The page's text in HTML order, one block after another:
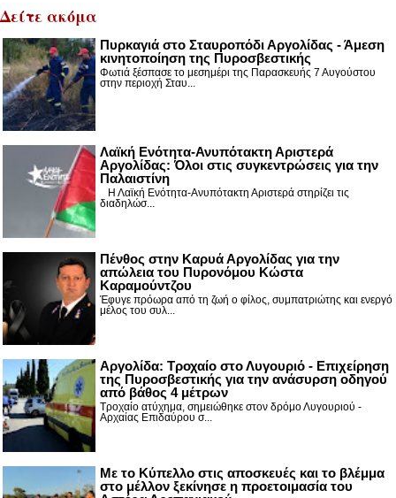
Δείτε ακόμα
Πυρκαγιά στο Σταυροπόδι Αργολίδας - Άμεση
κινητοποίηση της Πυροσβεστικής
Φωτιά ξέσπασε το μεσημέρι της Παρασκευής 7 Αυγούστου
στην περιοχή Σταυ...
Λαϊκή Ενότητα-Ανυπότακτη Αριστερά
Αργολίδας: Όλοι στις συγκεντρώσεις για την
Παλαιστίνη
Η Λαϊκή Ενότητα-Ανυπότακτη Αριστερά στηρίζει τις
διαδηλώσ...
Πένθος στην Καρυά Αργολίδας για την
απώλεια του Πυρονόμου Κώστα
Καραμούντζου
Έφυγε πρόωρα από τη ζωή ο φίλος, συμπατριώτης και ενεργό
μέλος του συλ...
Αργολίδα: Τροχαίο στο Λυγουριό - Επιχείρηση
της Πυροσβεστικής για την ανάσυρση οδηγού
από βάθος 4 μέτρων
Τροχαίο ατύχημα, σημειώθηκε στον δρόμο Λυγουριού -
Αρχαίας Επιδαύρου σ...
Με το Κύπελλο στις αποσκευές και το βλέμμα
στο μέλλον ξεκίνησε η προετοιμασία του